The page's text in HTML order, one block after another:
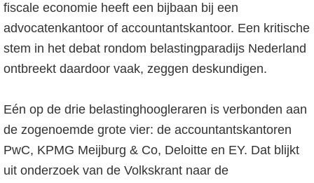
fiscale economie heeft een bijbaan bij een
advocatenkantoor of accountantskantoor. Een kritische
stem in het debat rondom belastingparadijs Nederland
ontbreekt daardoor vaak, zeggen deskundigen.
Eén op de drie belastinghoogleraren is verbonden aan
de zogenoemde grote vier: de accountantskantoren
PwC, KPMG Meijburg & Co, Deloitte en EY. Dat blijkt
uit onderzoek van de Volkskrant naar de